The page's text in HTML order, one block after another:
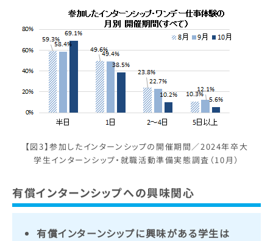
【図3】参加したインターンシップの開催期間／2024年卒大
学生インターンシップ・就職活動準備実態調査（10月）
有償インターンシップへの興味関心
有償インターンシップに興味がある学生は